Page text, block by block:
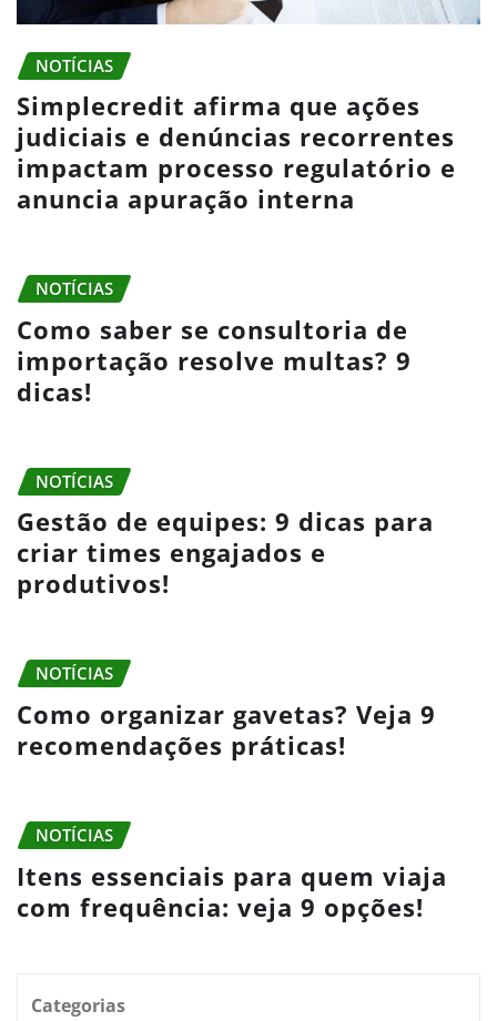
NOTÍCIAS
Simplecredit afirma que ações
judiciais e denúncias recorrentes
impactam processo regulatório e
anuncia apuração interna
NOTÍCIAS
Como saber se consultoria de
importação resolve multas? 9
dicas!
NOTÍCIAS
Gestão de equipes: 9 dicas para
criar times engajados e
produtivos!
NOTÍCIAS
Como organizar gavetas? Veja 9
recomendações práticas!
NOTÍCIAS
Itens essenciais para quem viaja
com frequência: veja 9 opções!
Categorias